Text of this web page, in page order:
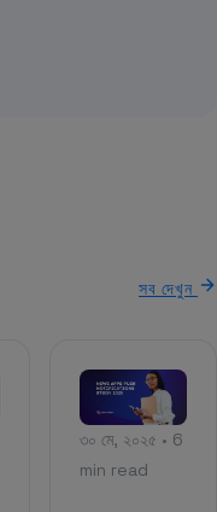
সব দেখুন
৩০ মে, ২০২৫ • 6
min read